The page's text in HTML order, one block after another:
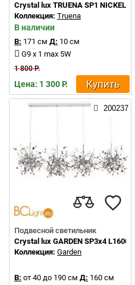
Crystal lux TRUENA SP1 NICKEL
Коллекция: Truena
В наличии
В: 171 см Д: 10 см
G9 x 1 max 5W
1 800 Р.
Цена: 1 300 Р. Купить
200237
Подвесной светильник
Crystal lux GARDEN SP3х4 L1600
Коллекция: Garden
В: от 40 до 190 см Д: 160 см